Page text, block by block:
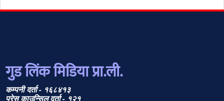
गुड लिंक मिडिया प्रा.ली.
कम्पनी दर्ता - १६८४१३
प्रेस काउन्सिल दर्ता - १२१